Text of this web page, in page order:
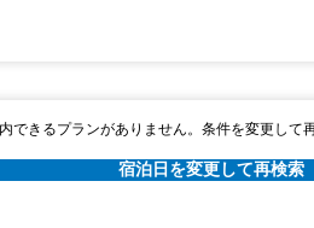
できるプランがありません。条件を変更して
宿泊日を変更して再検索